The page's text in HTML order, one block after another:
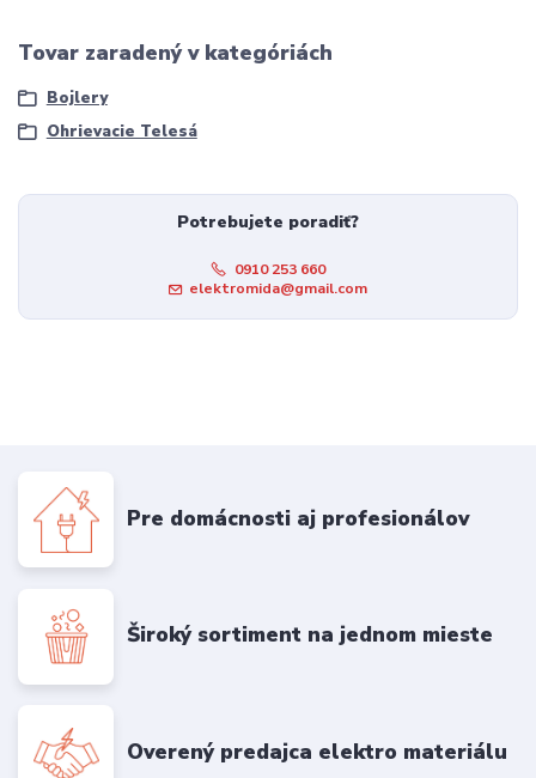
Tovar zaradený v kategóriách
Bojlery
Ohrievacie Telesá
Potrebujete poradiť?
0910 253 660
elektromida@gmail.com
Pre domácnosti aj profesionálov
Široký sortiment na jednom mieste
Overený predajca elektro materiálu